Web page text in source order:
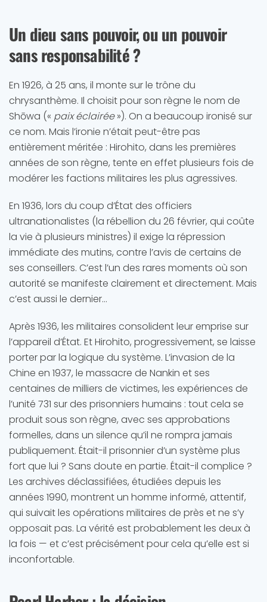
Un dieu sans pouvoir, ou un pouvoir
sans responsabilité ?
En 1926, à 25 ans, il monte sur le trône du
chrysanthème. Il choisit pour son règne le nom de
Shōwa (« paix éclairée»). On a beaucoup ironisé sur
ce nom. Mais l’ironie n’était peut-être pas
entièrement méritée : Hirohito, dans les premières
années de son règne, tente en effet plusieurs fois de
modérer les factions militaires les plus agressives.
En 1936, lors du coup d’État des officiers
ultranationalistes (la rébellion du 26 février, qui coûte
la vie à plusieurs ministres) il exige la répression
immédiate des mutins, contre l’avis de certains de
ses conseillers. C’est l’un des rares moments où son
autorité se manifeste clairement et directement. Mais
c’est aussi le dernier…
Après 1936, les militaires consolident leur emprise sur
l’appareil d’État. Et Hirohito, progressivement, se laisse
porter par la logique du système. L’invasion de la
Chine en 1937, le massacre de Nankin et ses
centaines de milliers de victimes, les expériences de
l’unité 731 sur des prisonniers humains : tout cela se
produit sous son règne, avec ses approbations
formelles, dans un silence qu’il ne rompra jamais
publiquement. Était-il prisonnier d’un système plus
fort que lui ? Sans doute en partie. Était-il complice ?
Les archives déclassifiées, étudiées depuis les
années 1990, montrent un homme informé, attentif,
qui suivait les opérations militaires de près et ne s’y
opposait pas. La vérité est probablement les deux à
la fois — et c’est précisément pour cela qu’elle est si
inconfortable.